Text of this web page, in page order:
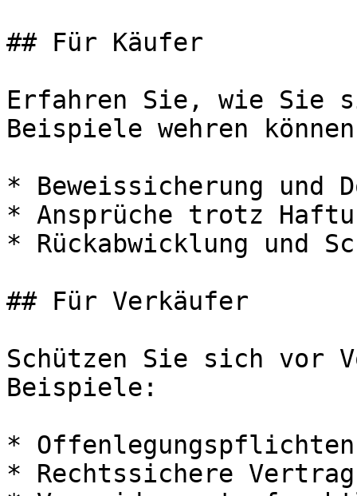
## Für Käufer
Erfahren Sie, wie Sie
Beispiele wehren
* Beweissicherung und
* Ansprüche trotz
* Rückabwicklung und
## Für Verkäufer
Schützen Sie sich vor
Beispiele:
* Offenlegungspflichten
* Rechtssichere